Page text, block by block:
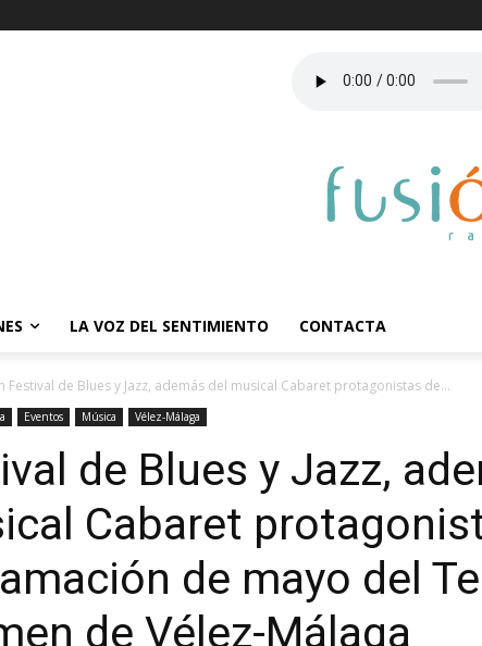
LA VOZ DEL SENTIMIENTO CONTACTA
Festival de Blues y Jazz, además del musical Cabaret protagonistas de...
Eventos Música Vélez-Málaga
de Blues y Jazz,
Cabaret
de mayo del
de Vélez-Málaga